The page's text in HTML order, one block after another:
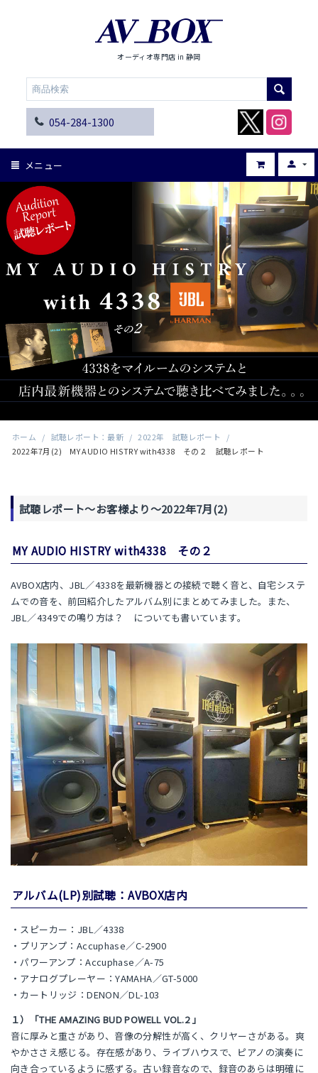
オーディオ専門店 in 静岡
054-284-1300
メニュー
ホーム / 試聴レポート：最新 / 2022年 試聴レポート
/
2022年7月(2) MY AUDIO HISTRY with4338 その２ 試聴レポート
試聴レポート～お客様より～2022年7月(2)
MY AUDIO HISTRY with4338 その２
AVBOX店内、JBL／4338を最新機器との接続で聴く音と、自宅システ
ムでの音を、前回紹介したアルバム別にまとめてみました。また、
JBL／4349での鳴り方は？ についても書いています。
アルバム(LP)別試聴：AVBOX店内
・スピーカー：JBL／4338
・プリアンプ：Accuphase／C-2900
・パワーアンプ：Accuphase／A-75
・アナログプレーヤー：YAMAHA／GT-5000
・カートリッジ：DENON／DL-103
１）「THE AMAZING BUD POWELL VOL.2 」
音に厚みと重さがあり、音像の分解性が高く、クリヤーさがある。爽
やかささえ感じる。存在感があり、ライブハウスで、ピアノの演奏に
向き合っているように感ずる。古い録音なので、録音のあらは明確に